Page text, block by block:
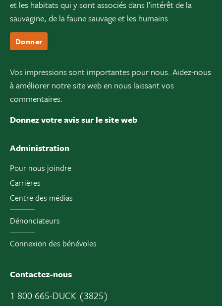
et les habitats qui y sont associés dans l’intérêt de la
sauvagine, de la faune sauvage et les humains.
Donner
Vos impressions sont importantes pour nous. Aidez-nous
à améliorer notre site web en nous laissant vos
commentaires.
Donnez votre avis sur le site web
Administration
Pour nous joindre
Carrières
Centre des médias
Dénonciateurs
Connexion des bénévoles
Contactez-nous
1 800 665-DUCK (3825)